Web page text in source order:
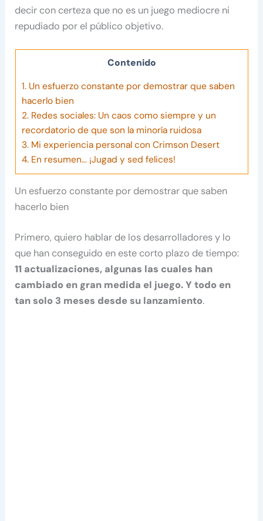
decir con certeza que no es un juego mediocre ni
repudiado por el público objetivo.
Contenido
1.Un esfuerzo constante por demostrar que saben
hacerlo bien
2.Redes sociales: Un caos como siempre y un
recordatorio de que son la minoría ruidosa
3.Mi experiencia personal con Crimson Desert
4.En resumen… ¡Jugad y sed felices!
Un esfuerzo constante por demostrar que saben
hacerlo bien
Primero, quiero hablar de los desarrolladores y lo
que han conseguido en este corto plazo de tiempo:
11 actualizaciones, algunas las cuales han
cambiado en gran medida el juego. Y todo en
tan solo 3 meses desde su lanzamiento.